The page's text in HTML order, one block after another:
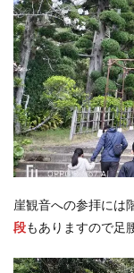
崖観音への参拝には
段もありますので足